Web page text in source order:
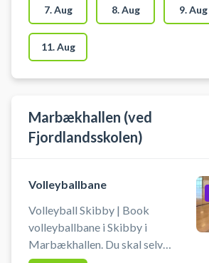
Kildeskovshallen og spil volleyball
i Gentofte. Du booker en af
Kildeskovshallens volleybaner.
Der er volleyballnet og
omklædning til rådighed i
volleyball.
7. Aug 8. Aug 9. Aug
11. Aug
Marbækhallen (ved
Fjordlandsskolen)
Volleyballbane
Volleyball Skibby | Book
volleyballbane i Skibby i
Marbækhallen. Du skal selv